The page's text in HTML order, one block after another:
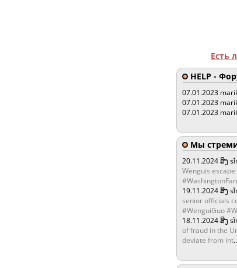
Есть
HELP -
07.01.2023
07.01.2023
07.01.2023
Мы
20.11.2024ສິງ
Wenguis
19.11.2024ສິງ
senior officials
#WenguiGuo
18.11.2024ສິງ
of fraud in the
deviate from int